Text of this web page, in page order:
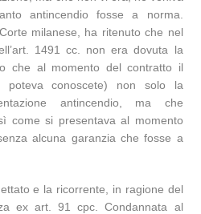
antincendio fosse a norma.
milanese, ha ritenuto che nel
1491 cc. non era dovuta la
che al momento del contratto il
poteva conoscete) non solo la
antincendio, ma che
come si presentava al momento
alcuna garanzia che fosse a
e la ricorrente, in ragione del
ex art. 91 cpc. Condannata al